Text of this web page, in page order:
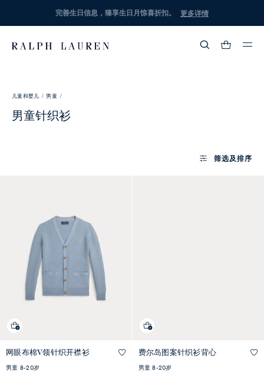
完善生日信息，臻享生日月惊喜折扣。 更多详情
流行分类
儿童和婴儿 / 男童 /
男童针织衫
筛选及排序
快速预览
网眼布棉V领针织开襟衫
男童 8-20岁
快速预览
费尔岛图案针织衫背心
男童 8-20岁